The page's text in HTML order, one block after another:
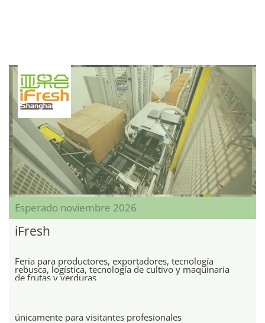
Esperado noviembre 2026
iFresh
Feria para productores, exportadores, tecnología
rebusca, logística, tecnología de cultivo y maquinaria
de frutas y verduras
únicamente para visitantes profesionales